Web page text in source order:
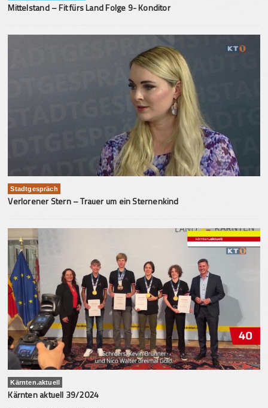
Mittelstand – Fit fürs Land Folge 9- Konditor
Stadtgespräch
Verlorener Stern – Trauer um ein Sternenkind
Kärnten.aktuell
Kärnten aktuell 39/2024